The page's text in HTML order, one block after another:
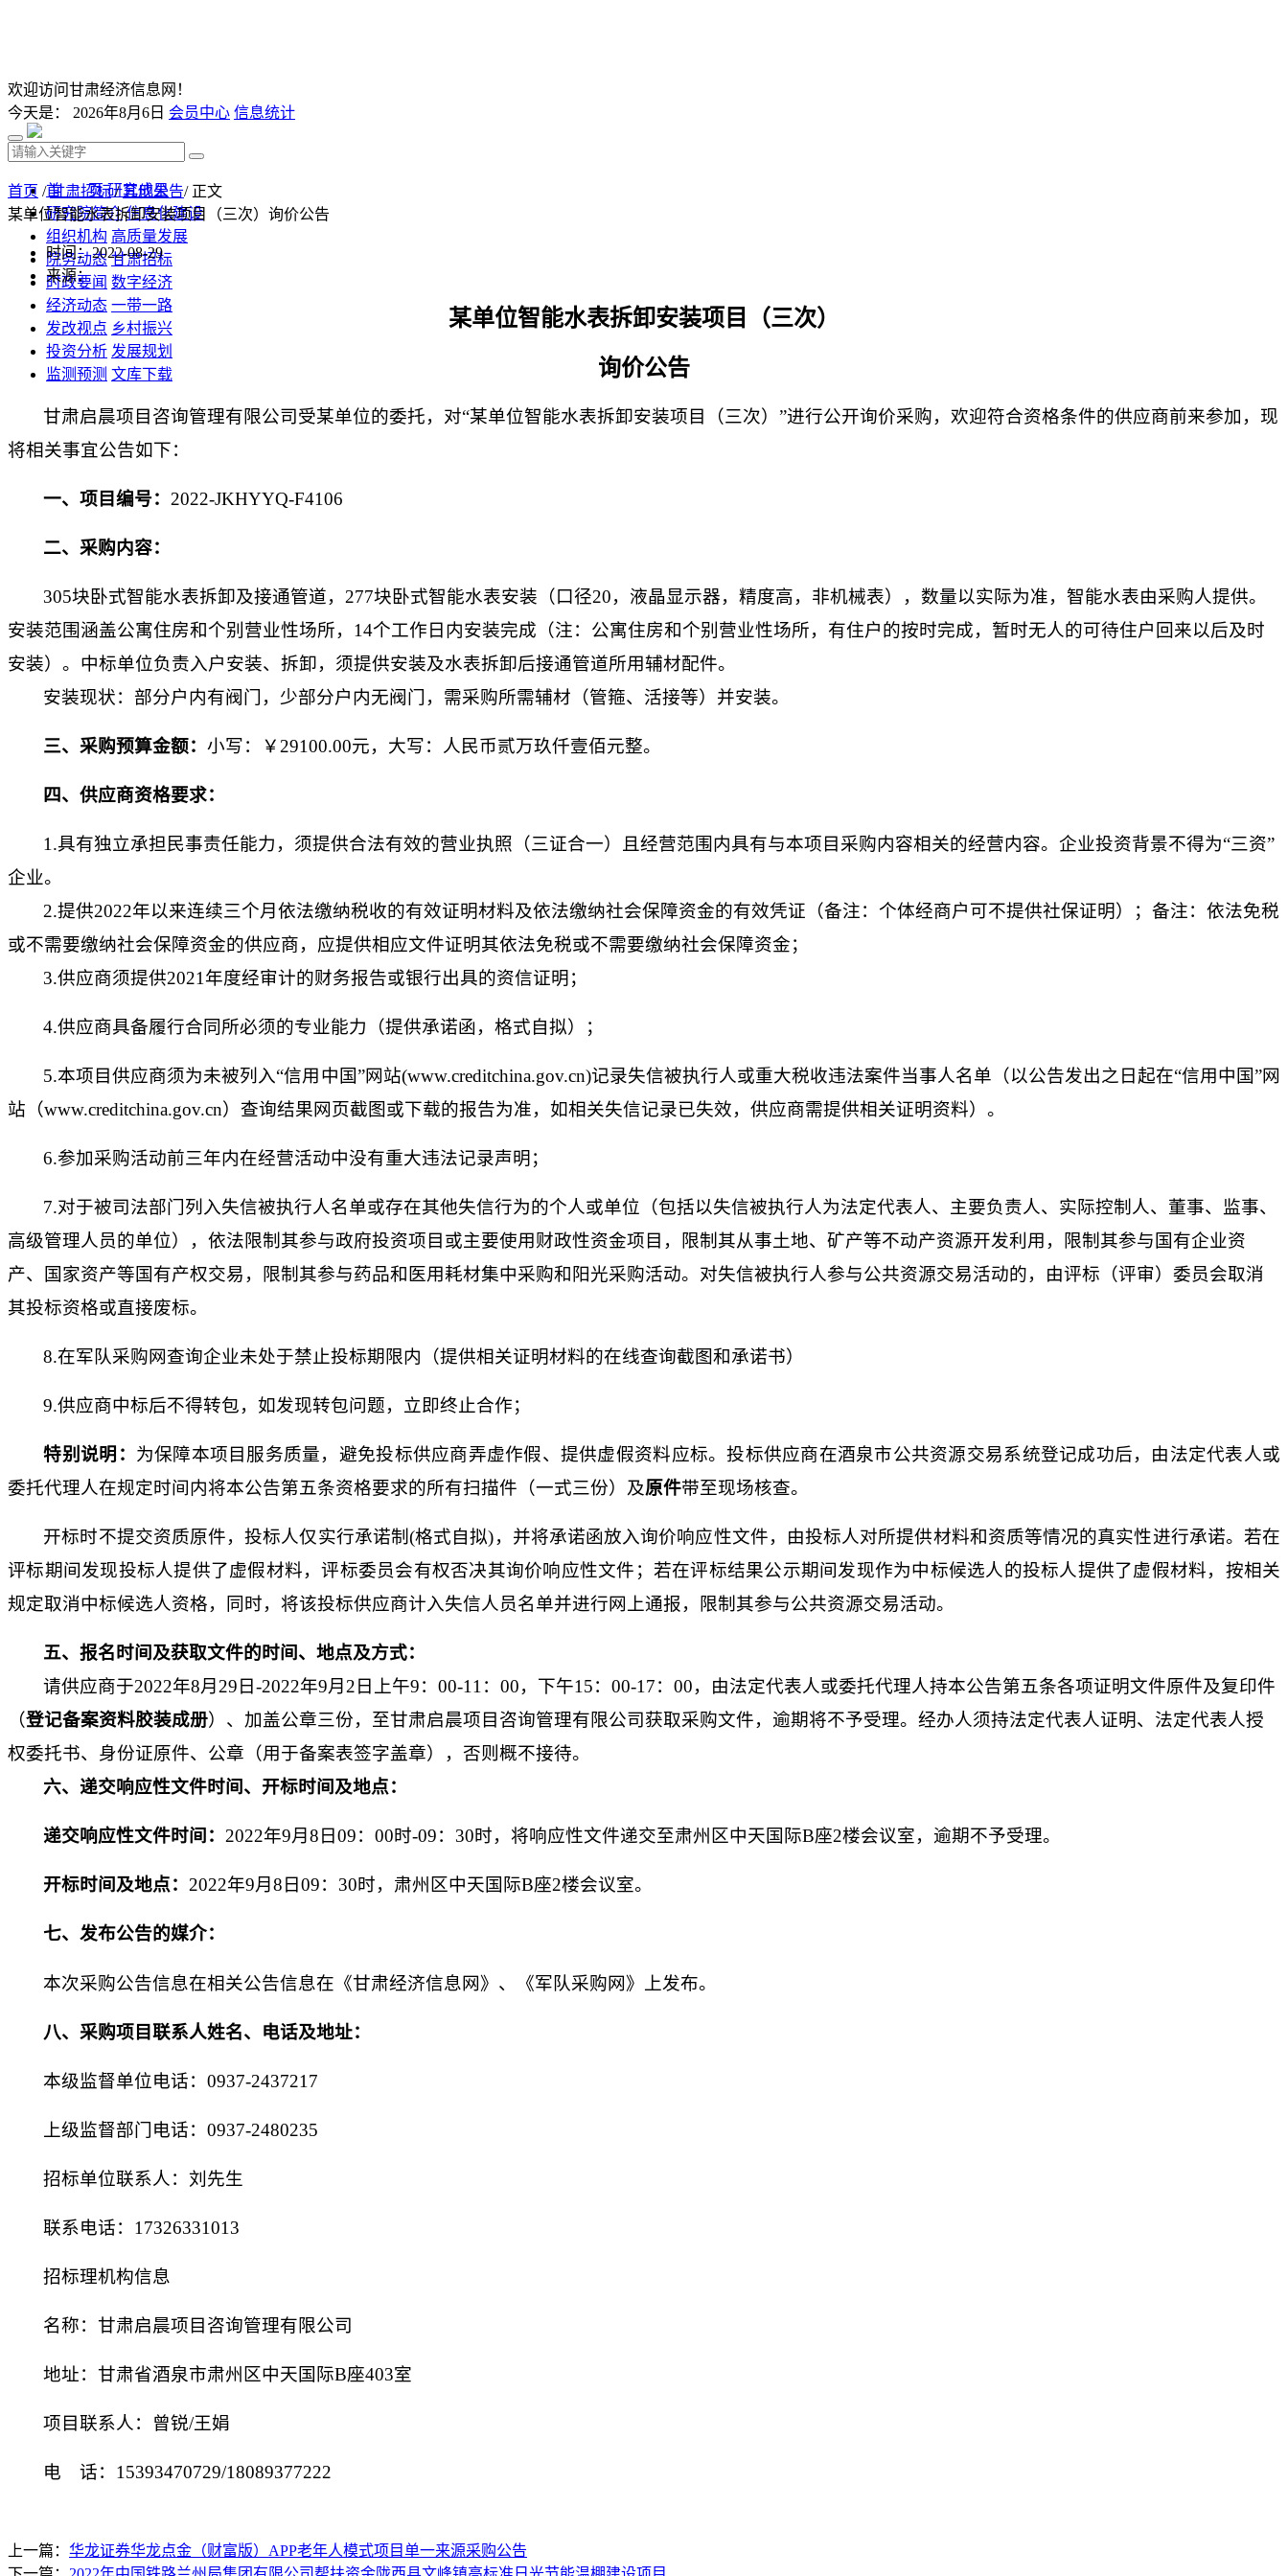
欢迎访问甘肃经济信息网！
今天是： 2026年8月6日 会员中心 信息统计
首 页 研究成果
研究院简介 信息化建设
组织机构 高质量发展
院务动态 甘肃招标
时政要闻 数字经济
经济动态 一带一路
发改视点 乡村振兴
投资分析 发展规划
监测预测 文库下载
首页 /甘肃招标/其他公告/ 正文
某单位智能水表拆卸安装项目（三次）询价公告
时间：2022-08-29
来源：
某单位智能水表拆卸安装项目（三次）
询价公告
甘肃启晨项目咨询管理有限公司受某单位的委托，对“某单位智能水表拆卸安装项目（三次）”进行公开询价采购，欢迎符合资格条件的供应商前来参加，现
将相关事宜公告如下：
一、项目编号： 2022-JKHYYQ-F4106
二、 采购内容：
305块卧式智能水表拆卸及接通管道，277块卧式智能水表安装（口径20，液晶显示器，精度高，非机械表），数量以实际为准，智能水表由采购人提供。
安装范围涵盖公寓住房和个别营业性场所，14个工作日内安装完成（注：公寓住房和个别营业性场所，有住户的按时完成，暂时无人的可待住户回来以后及时
安装）。中标单位负责入户安装、拆卸，须提供安装及水表拆卸后接通管道所用辅材配件。
安装现状：部分户内有阀门，少部分户内无阀门，需采购所需辅材（管箍、活接等）并安装。
三、 采购预算金额：小写：￥ 29100.00元，大写：人民币贰万玖仟壹佰元整。
四、供应商资格要求：
1.具有独立承担民事责任能力，须提供合法有效的营业执照（三证合一）且经营范围内具有与本项目采购内容相关的经营内容。企业投资背景不得为“三资”
企业。
2.提供2022年以来连续三个月依法缴纳税收的有效证明材料及依法缴纳社会保障资金的有效凭证（备注：个体经商户可不提供社保证明）；备注：依法免税
或不需要缴纳社会保障资金的供应商，应提供相应文件证明其依法免税或不需要缴纳社会保障资金；
3.供应商须提供2021年度经审计的财务报告或银行出具的资信证明；
4.供应商具备履行合同所必须的专业能力（提供承诺函，格式自拟）；
5.本项目供应商须为未被列入“信用中国”网站(www.creditchina.gov.cn)记录失信被执行人或重大税收违法案件当事人名单（以公告发出之日起在“信用中国”网
站（www.creditchina.gov.cn）查询结果网页截图或下载的报告为准，如相关失信记录已失效，供应商需提供相关证明资料）。
6.参加采购活动前三年内在经营活动中没有重大违法记录声明；
7.对于被司法部门列入失信被执行人名单或存在其他失信行为的个人或单位（包括以失信被执行人为法定代表人、主要负责人、实际控制人、董事、监事、
高级管理人员的单位），依法限制其参与政府投资项目或主要使用财政性资金项目，限制其从事土地、矿产等不动产资源开发利用，限制其参与国有企业资
产、国家资产等国有产权交易，限制其参与药品和医用耗材集中采购和阳光采购活动。对失信被执行人参与公共资源交易活动的，由评标（评审）委员会取消
其投标资格或直接废标。
8.在军队采购网查询企业未处于禁止投标期限内（提供相关证明材料的在线查询截图和承诺书）
9.供应商中标后不得转包，如发现转包问题，立即终止合作；
特别说明： 为保障本项目服务质量，避免投标供应商弄虚作假、提供虚假资料应标。投标供应商在酒泉市公共资源交易系统登记成功后，由法定代表人或
委托代理人在规定时间内将本公告第五条资格要求的所有扫描件（一式三份）及原件带至现场核查。
开标时不提交资质原件，投标人仅实行承诺制 (格式自拟)，并将承诺函放入询价响应性文件，由投标人对所提供材料和资质等情况的真实性进行承诺。若在
评标期间发现投标人提供了虚假材料，评标委员会有权否决其询价响应性文件；若在评标结果公示期间发现作为中标候选人的投标人提供了虚假材料，按相关
规定取消中标候选人资格，同时，将该投标供应商计入失信人员名单并进行网上通报，限制其参与公共资源交易活动。
五、报名时间及获取文件的时间、地点及方式：
请供应商于2022年8月29日-2022年9月2日上午9：00-11：00，下午15：00-17：00，由法定代表人或委托代理人持本公告第五条各项证明文件原件及复印件
（登记备案资料胶装成册）、加盖公章三份，至甘肃启晨项目咨询管理有限公司获取采购文件，逾期将不予受理。 经办人须持法定代表人证明、法定代表人授
权委托书、身份证原件、公章（用于备案表签字盖章），否则概不接待。
六、 递交响应性文件时间、 开标时间及地点：
递交响应性文件时间： 2022年9月8日09：00时-09： 30时，将响应性文件递交至肃州区中天国际B座2楼会议室，逾期不予受理。
开标时间及地点： 2022年9月8日09： 30时， 肃州区中天国际B座2楼会议室。
七、发布公告的媒介：
本次采购公告信息在相关公告信息在《甘肃经济信息网》、《军队采购网》上发布。
八、采购项目联系人姓名、电话及地址：
本级监督单位电话：0937-2437217
上级监督部门电话：0937-2480235
招标单位联系人 ：刘先生
联系电话： 17326331013
招标理机构信息
名称：甘肃启晨项目咨询管理有限公司
地址：甘肃省酒泉市肃州区中天国际B座403室
项目联系人：曾锐/王娟
电 话： 15393470729/18089377222
上一篇： 华龙证券华龙点金（财富版）APP老年人模式项目单一来源采购公告